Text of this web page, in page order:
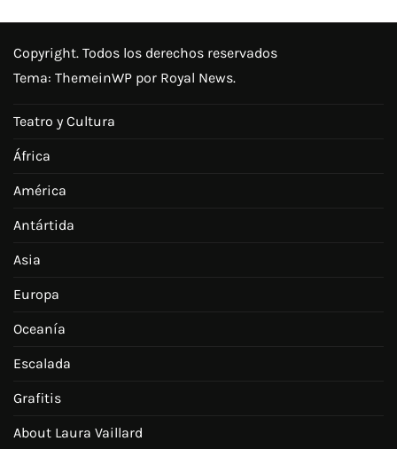
Copyright. Todos los derechos reservados
Tema: ThemeinWP por Royal News.
Teatro y Cultura
África
América
Antártida
Asia
Europa
Oceanía
Escalada
Grafitis
About Laura Vaillard